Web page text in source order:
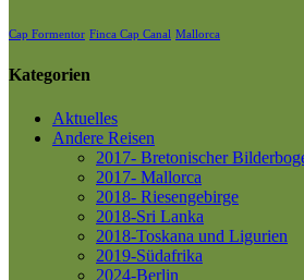
Cap Formentor Finca Cap Canal Mallorca
Kategorien
Aktuelles
Andere Reisen
2017- Bretonischer
2017- Mallorca
2018- Riesengebirge
2018-Sri Lanka
2018-Toskana und Ligurien
2019-Südafrika
2024-Berlin